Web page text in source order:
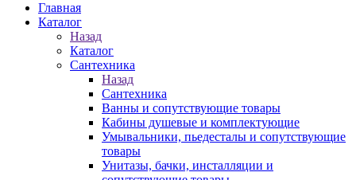
Главная
Каталог
Назад
Каталог
Сантехника
Назад
Сантехника
Ванны и сопутствующие товары
Кабины душевые и комплектующие
Умывальники, пьедесталы и сопутствующие
товары
Унитазы, бачки, инсталляции и